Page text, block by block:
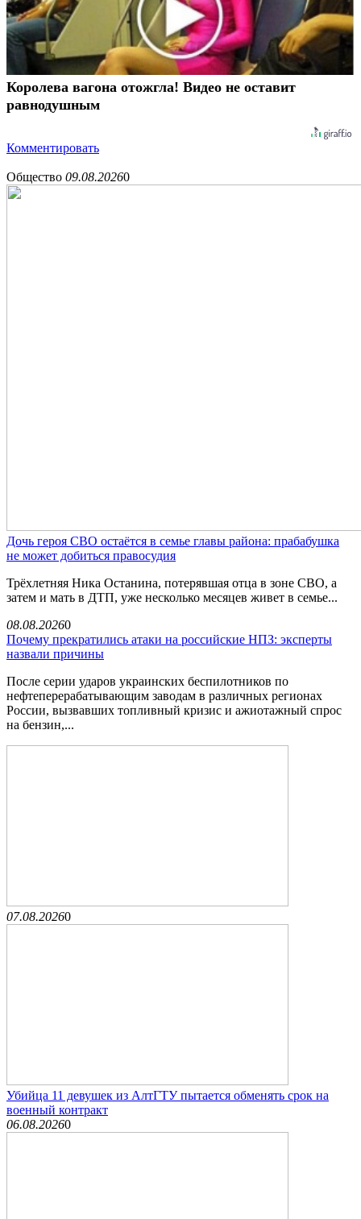
Королева вагона отожгла! Видео не оставит
равнодушным
Комментировать
Общество 09.08.20260
Дочь героя СВО остаётся в семье главы района: прабабушка
не может добиться правосудия
Трёхлетняя Ника Останина, потерявшая отца в зоне СВО, а
затем и мать в ДТП, уже несколько месяцев живет в семье...
08.08.20260
Почему прекратились атаки на российские НПЗ: эксперты
назвали причины
После серии ударов украинских беспилотников по
нефтеперерабатывающим заводам в различных регионах
России, вызвавших топливный кризис и ажиотажный спрос
на бензин,...
07.08.20260
Убийца 11 девушек из АлтГТУ пытается обменять срок на
военный контракт
06.08.20260